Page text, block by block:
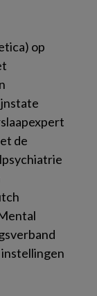
op
de